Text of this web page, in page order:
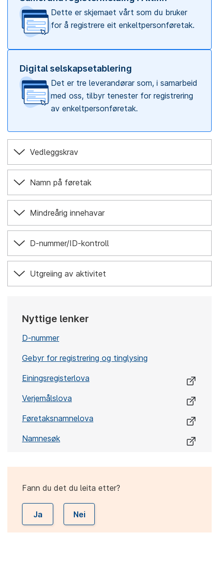
Dette er skjemaet vårt som du bruker
for å registrere eit enkeltpersonføretak.
Digital selskapsetablering
Det er tre leverandørar som, i samarbeid
med oss, tilbyr tenester for registrering
av enkeltpersonføretak.
Vedleggskrav
Namn på føretak
Mindreårig innehavar
D-nummer/ID-kontroll
Utgreiing av aktivitet
Nyttige lenker
D-nummer
Gebyr for registrering og tinglysing
Einingsregisterlova
Verjemålslova
Føretaksnamnelova
Namnesøk
Fann du det du leita etter?
Ja Nei